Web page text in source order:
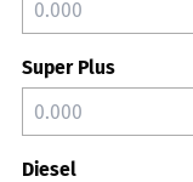
Super Plus
Diesel